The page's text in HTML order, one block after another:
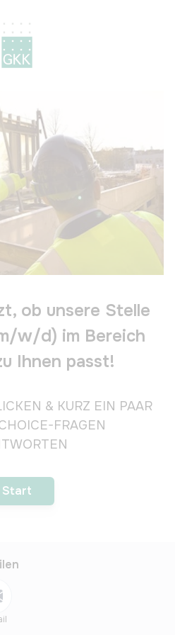
ob unsere Stelle
w/d) im Bereich
Ihnen passt!
& KURZ EIN PAAR
FRAGEN
StartOder ENTER drücken